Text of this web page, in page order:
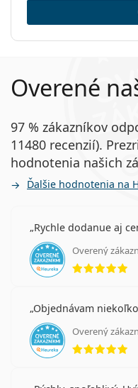
Overené
97 % zákazníkov
11480 recenzií).
hodnotenia našich
Ďalšie hodnotenia na
Rychle dodanue aj
Overený
Objednávam
Overený